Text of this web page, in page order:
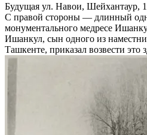
Будущая ул. Навои, Шейхантаур,
С правой стороны — длинный
монументального медресе
Ишанкул, сын одного из
Ташкенте, приказал возвести